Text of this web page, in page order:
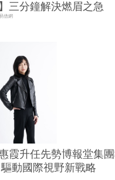
三分鐘解決燃眉之急
借網
霞升任先勢博報堂集
動國際視野新戰略